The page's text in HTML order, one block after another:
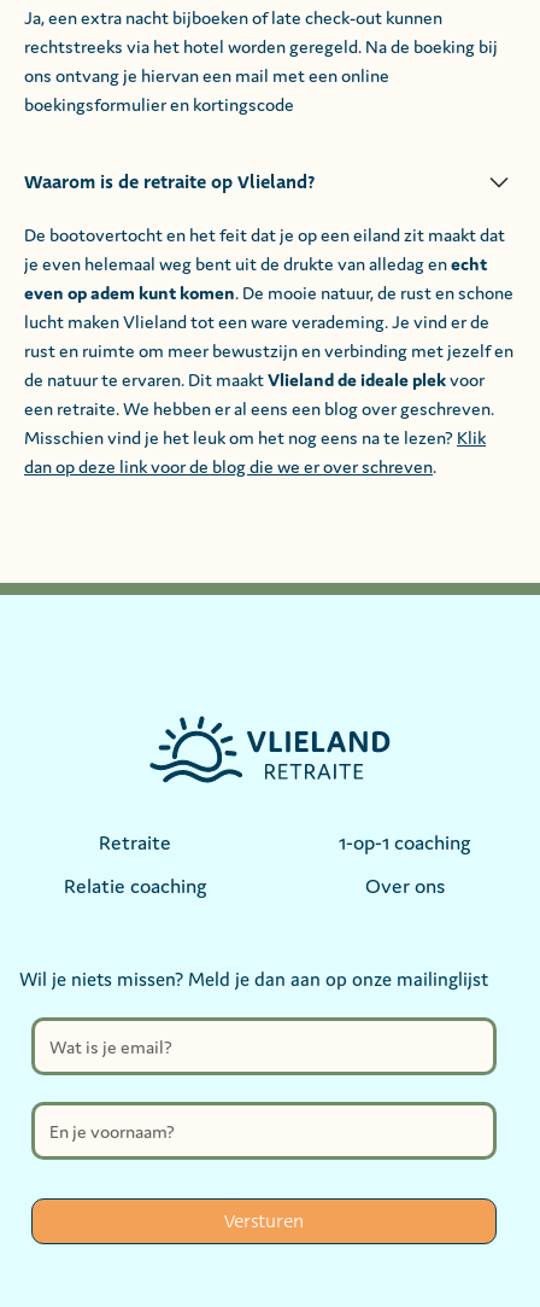
Ja, een extra nacht bijboeken of late check-out kunnen
rechtstreeks via het hotel worden geregeld. Na de boeking bij
ons ontvang je hiervan een mail met een online
boekingsformulier en kortingscode
Waarom is de retraite op Vlieland?
De bootovertocht en het feit dat je op een eiland zit maakt dat
je even helemaal weg bent uit de drukte van alledag enecht
even op adem kunt komen. De mooie natuur, de rust en schone
lucht maken Vlieland tot een ware verademing. Je vind er de
rust en ruimte om meer bewustzijn en verbinding met jezelf en
de natuur te ervaren. Dit maaktVlieland de ideale plekvoor
een retraite. We hebben er al eens een blog over geschreven.
Misschien vind je het leuk om het nog eens na te lezen? Klik
dan op deze link voor de blog die we er over schreven.
Retraite
1-op-1 coaching
Relatie coaching
Over ons
Wil je niets missen? Meld je dan aan op onze mailinglijst